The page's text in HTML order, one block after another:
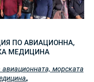
ПО АВИАЦИОННА,
МЕДИЦИНА
морската
„